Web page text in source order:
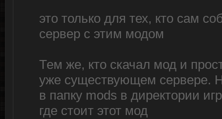
это только для тех, кто сам
сервер с этим модом
Тем же, кто скачал мод и
уже существующем сервере.
в папку mods в директории
где стоит этот мод